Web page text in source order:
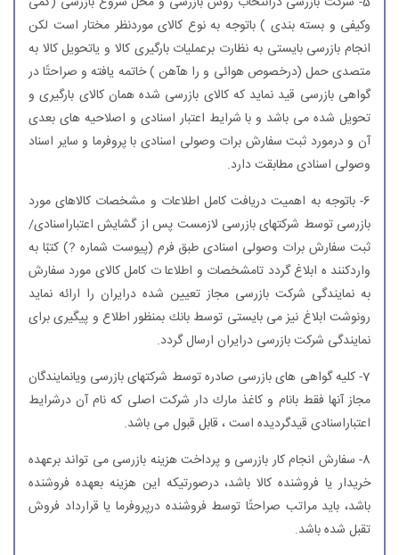
وكیفی و بسته بندی ) باتوجه به نوع كالای موردنظر مختار است لكن
انجام بازرسی بایستی به نظارت برعملیات بارگیری كالا و یاتحویل كالا به
متصدی حمل (درخصوص هوائی و را هآهن ) خاتمه یافته و صراحتًا در
گواهی بازرسی قید نماید كه كالای بازرسی شده همان كالای بارگیری و
تحویل شده می باشد و با شرایط اعتبار اسنادی و اصلاحیه های بعدی
آن و درمورد ثبت سفارش برات وصولی اسنادی با پروفرما و سایر اسناد
وصولی اسنادی مطابقت دارد.
6- باتوجه به اهمیت دریافت كامل اطلاعات و مشخصات كالاهای مورد
بازرسی توسط شركتهای بازرسی لازمست پس از گشایش اعتباراسنادی/
ثبت سفارش برات وصولی اسنادی طبق فرم (پیوست شماره ?) كتبًا به
واردكنند ه ابلاغ گردد تامشخصات و اطلاعا ت كامل كالای مورد سفارش
به نمایندگی شركت بازرسی مجاز تعیین شده درایران را ارائه نماید
رونوشت ابلاغ نیز می بایستی توسط بانك بمنظور اطلاع و پیگیری برای
نمایندگی شركت بازرسی درایران ارسال گردد.
7- كلیه گواهی های بازرسی صادره توسط شركتهای بازرسی ویانمایندگان
مجاز آنها فقط بانام و كاغذ مارك دار شركت اصلی كه نام آن درشرایط
اعتباراسنادی قیدگردیده است ، قابل قبول می باشد.
8- سفارش انجام كار بازرسی و پرداخت هزینه بازرسی می تواند برعهده
خریدار یا فروشنده كالا باشد، درصورتیكه این هزینه بعهده فروشنده
باشد، باید مراتب صراحتًا توسط فروشنده درپروفرما یا قرارداد فروش
تقبل شده باشد.